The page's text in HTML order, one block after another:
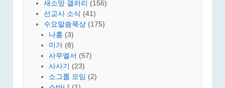
새소망 갤러리 (156)
선교사 소식 (41)
수요말씀묵상 (175)
나훔 (3)
미가 (8)
사무엘서 (57)
사사기 (23)
소그룹 모임 (2)